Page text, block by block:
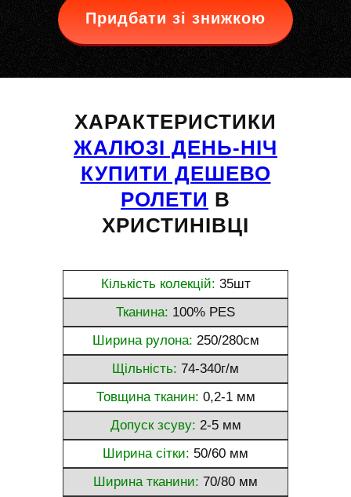
Придбати зі знижкою
ХАРАКТЕРИСТИКИ
ЖАЛЮЗІ ДЕНЬ-НІЧ
КУПИТИ ДЕШЕВО
РОЛЕТИ В
ХРИСТИНІВЦІ
Кількість колекцій: 35шт
Тканина: 100% PES
Ширина рулона: 250/280см
Щільність: 74-340г/м
Товщина тканин: 0,2-1 мм
Допуск зсуву: 2-5 мм
Ширина сітки: 50/60 мм
Ширина тканини: 70/80 мм